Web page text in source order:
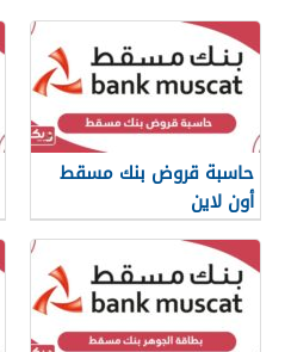
حاسبة قروض بنك مسقط
أون لاين